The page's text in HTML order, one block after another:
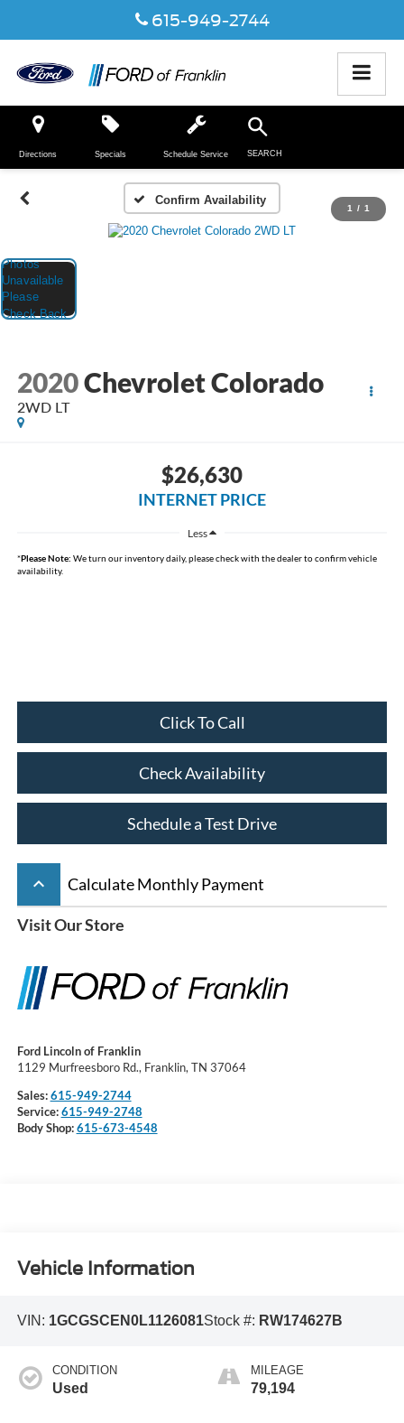
615-949-2744
Directions SEARCH
Specials Schedule Service
Confirm Availability
1 / 1
2020Chevrolet Colorado
2WD LT
$26,630
INTERNET PRICE
Less
*Please Note: We turn our inventory daily, please check with the dealer to confirm vehicle
availability.
Click To Call
Check Availability
Schedule a Test Drive
keyboard_arrow_up Calculate Monthly Payment
Visit Our Store
Ford Lincoln of Franklin
1129 Murfreesboro Rd., Franklin, TN 37064
Sales:615-949-2744
Service:615-949-2748
Body Shop:615-673-4548
Vehicle Information
VIN: 1GCGSCEN0L1126081Stock #: RW174627B
CONDITION
Used
MILEAGE
79,194